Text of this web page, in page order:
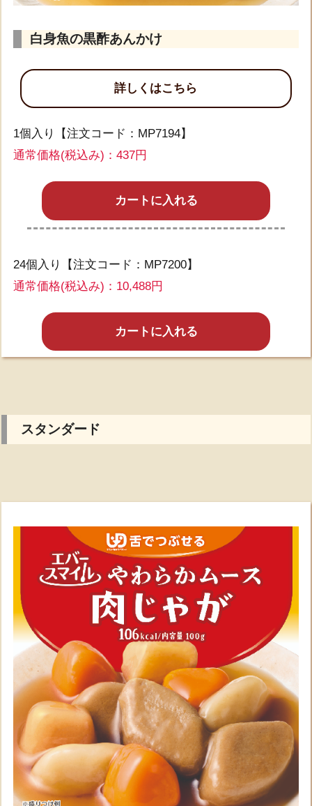
白身魚の黒酢あんかけ
詳しくはこちら
1個入り【注文コード：MP7194】
通常価格(税込み)：437円
カートに入れる
24個入り【注文コード：MP7200】
通常価格(税込み)：10,488円
カートに入れる
スタンダード